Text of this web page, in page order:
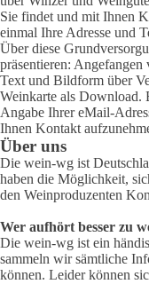
Sie findet und mit Ihnen
einmal Ihre Adresse und
Über diese
präsentieren:
Text und Bildform über
Weinkarte als Download.
Angabe Ihrer eMail-
Ihnen Kontakt
Über uns
Die wein-wg ist
haben die Möglichkeit,
den Weinproduzenten
Wer aufhört besser zu
Die wein-wg ist ein
sammeln wir sämtliche
können. Leider können